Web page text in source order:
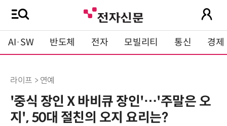
AI·SW 반도체 전자 모빌리티 통신 경제
라이프 > 연예
'중식 장인 X 바비큐 장인'…'주말은 오
지', 50대 절친의 오지 요리는?